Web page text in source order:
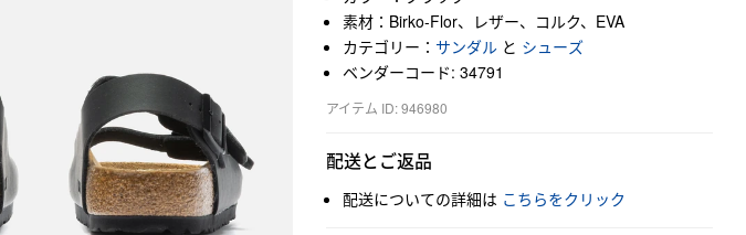
素材：Birko-Flor、レザー、コルク、EVA
カテゴリー： サンダル と シューズ
ベンダーコード: 34791
アイテム ID: 946980
配送とご返品
配送についての詳細は こちらをクリック